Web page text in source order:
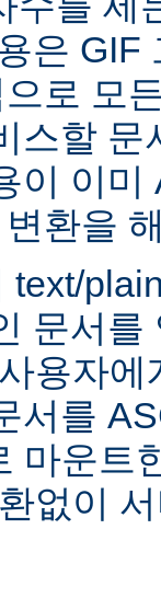
은 GIF
로 모
스할 문
이 이미
환을
text/
문서
용자
서를
마운트
없이